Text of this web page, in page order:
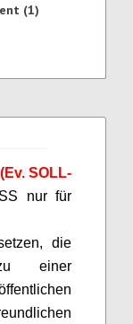
(1)
(Ev. SOLL-
nur für
die
einer